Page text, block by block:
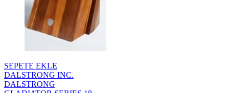
SEPETE EKLE
DALSTRONG INC.
DALSTRONG